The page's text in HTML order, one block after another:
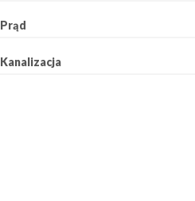
Prąd
Kanalizacja